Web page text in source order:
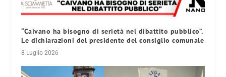
“Caivano ha bisogno di serietà nel dibattito pubblico”.
Le dichiarazioni del presidente del consiglio comunale
8 Luglio 2026